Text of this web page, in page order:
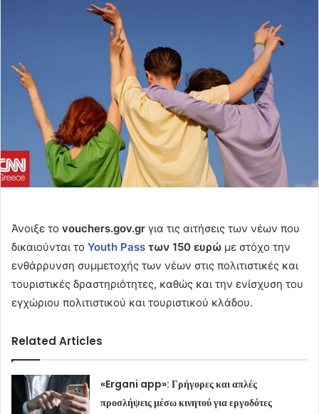
email
Άνοιξε το vouchers.gov.gr για τις αιτήσεις των νέων που
δικαιούνται το Youth Pass των 150 ευρώ με στόχο την
ενθάρρυνση συμμετοχής των νέων στις πολιτιστικές και
τουριστικές δραστηριότητες, καθώς και την ενίσχυση του
εγχώριου πολιτιστικού και τουριστικού κλάδου.
Related Articles
«Ergani app»: Γρήγορες και απλές
προσλήψεις μέσω κινητού για εργοδότες